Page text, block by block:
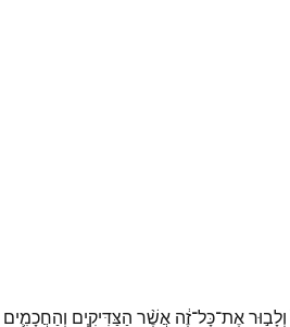
וְלָב֣וּראֶת־כָּל־זֶ֔ה אֲשֶׁ֨ר הַצַּדִּיקִ֧ים וְהַחֲכָמִ֛ים